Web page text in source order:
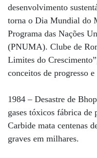
desenvolvimento
torna o Dia Mundial do
Programa das Nações
(PNUMA). Clube de
Limites do
conceitos de progresso
1984 – Desastre de
gases tóxicos fábrica de
Carbide mata centenas
graves em milhares.